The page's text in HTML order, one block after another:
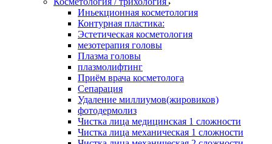
Иньекционная косметология
Контурная пластика:
Эстетическая косметология
мезотерапия головы
Плазма головы
плазмолифтинг
Приём врача косметолога
Сепарация
Удаление миллиумов(жировиков)
фотодермолиз
Чистка лица медицинская 1 сложности
Чистка лица механическая 1 сложности